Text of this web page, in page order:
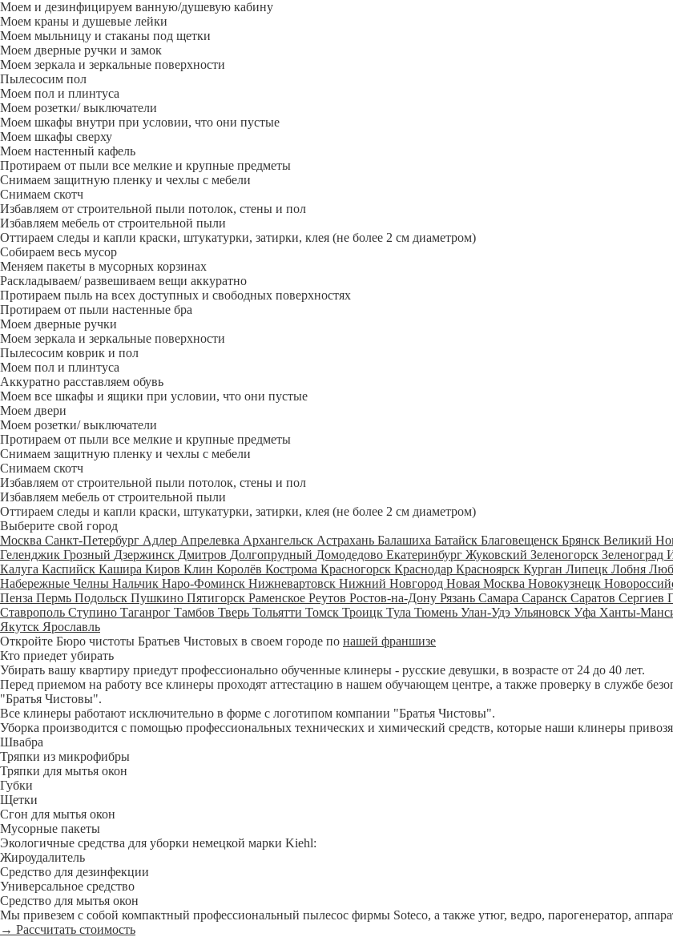
Моем и дезинфицируем ванную/душевую кабину
Моем краны и душевые лейки
Моем мыльницу и стаканы под щетки
Моем дверные ручки и замок
Моем зеркала и зеркальные поверхности
Пылесосим пол
Моем пол и плинтуса
Моем розетки/ выключатели
Моем шкафы внутри при условии, что они пустые
Моем шкафы сверху
Моем настенный кафель
Протираем от пыли все мелкие и крупные предметы
Снимаем защитную пленку и чехлы с мебели
Снимаем скотч
Избавляем от строительной пыли потолок, стены и пол
Избавляем мебель от строительной пыли
Оттираем следы и капли краски, штукатурки, затирки, клея (не более 2 см диаметром)
Собираем весь мусор
Меняем пакеты в мусорных корзинах
Раскладываем/ развешиваем вещи аккуратно
Протираем пыль на всех доступных и свободных поверхностях
Протираем от пыли настенные бра
Моем дверные ручки
Моем зеркала и зеркальные поверхности
Пылесосим коврик и пол
Моем пол и плинтуса
Аккуратно расставляем обувь
Моем все шкафы и ящики при условии, что они пустые
Моем двери
Моем розетки/ выключатели
Протираем от пыли все мелкие и крупные предметы
Снимаем защитную пленку и чехлы с мебели
Снимаем скотч
Избавляем от строительной пыли потолок, стены и пол
Избавляем мебель от строительной пыли
Оттираем следы и капли краски, штукатурки, затирки, клея (не более 2 см диаметром)
Выберите свой город
Москва Санкт-Петербург Адлер Апрелевка Архангельск Астрахань Балашиха Батайск Благовещенск Брянск Великий
Геленджик Грозный Дзержинск Дмитров Долгопрудный Домодедово Екатеринбург Жуковский Зеленогорск Зеленоград
Калуга Каспийск Кашира Киров Клин Королёв Кострома Красногорск Краснодар Красноярск Курган Липецк Лобня
Набережные Челны Нальчик Наро-Фоминск Нижневартовск Нижний Новгород Новая Москва Новокузнецк
Пенза Пермь Подольск Пушкино Пятигорск Раменское Реутов Ростов-на-Дону Рязань Самара Саранск Саратов Сергиев
Ставрополь Ступино Таганрог Тамбов Тверь Тольятти Томск Троицк Тула Тюмень Улан-Удэ Ульяновск Уфа Ханты-
Якутск Ярославль
Откройте Бюро чистоты Братьев Чистовых в своем городе по нашей франшизе
Кто приедет убирать
Убирать вашу квартиру приедут профессионально обученные клинеры - русские девушки, в возрасте от 24 до 40 лет.
Перед приемом на работу все клинеры проходят аттестацию в нашем обучающем центре, а также проверку в службе
"Братья Чистовы".
Все клинеры работают исключительно в форме с логотипом компании "Братья Чистовы".
Уборка производится с помощью профессиональных технических и химический средств, которые наши клинеры
Швабра
Тряпки из микрофибры
Тряпки для мытья окон
Губки
Щетки
Сгон для мытья окон
Мусорные пакеты
Экологичные средства для уборки немецкой марки Kiehl:
Жироудалитель
Средство для дезинфекции
Универсальное средство
Средство для мытья окон
Мы привезем с собой компактный профессиональный пылесос фирмы Soteco, а также утюг, ведро, парогенератор,
→ Рассчитать стоимость